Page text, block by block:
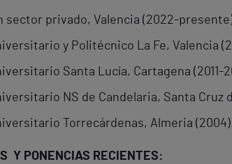
sector privado, Valencia (2022-
y Politécnico La Fe, Valencia
Santa Lucía, Cartagena (2011-
NS de Candelaria, Santa Cruz
Torrecárdenas, Almeria (2004)
Y PONENCIAS RECIENTES: